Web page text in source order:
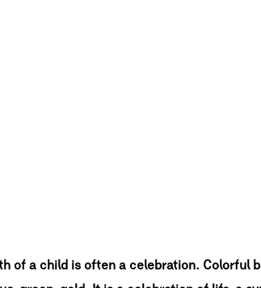
of a child is often a celebration. Colorful